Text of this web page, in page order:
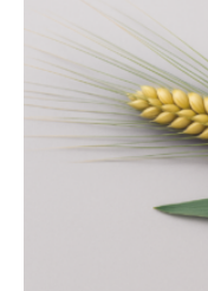
nach nachhaltigen
aus
Anliegen im Zuge
2050 klimaneutral
bislang der Mais als
bringt ökologische
Bodenerosion,